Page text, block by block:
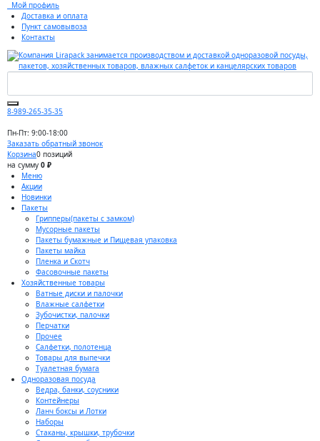
Мой профиль
Доставка и оплата
Пункт самовывоза
Контакты
8-989-265-35-35
Пн-Пт: 9:00-18:00
Заказать обратный звонок
Корзина0 позиций
на сумму 0 ₽
Меню
Акции
Новинки
Пакеты
Грипперы(пакеты с замком)
Мусорные пакеты
Пакеты бумажные и Пищевая упаковка
Пакеты майка
Пленка и Скотч
Фасовочные пакеты
Хозяйственные товары
Ватные диски и палочки
Влажные салфетки
Зубочистки, палочки
Перчатки
Прочее
Салфетки, полотенца
Товары для выпечки
Туалетная бумага
Одноразовая посуда
Ведра, банки, соусники
Контейнеры
Ланч боксы и Лотки
Наборы
Стаканы, крышки, трубочки